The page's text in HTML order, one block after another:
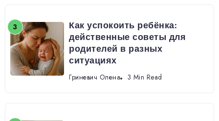
Как успокоить ребёнка:
действенные советы для
родителей в разных
ситуациях
Гриневич Олена 3 Min Read